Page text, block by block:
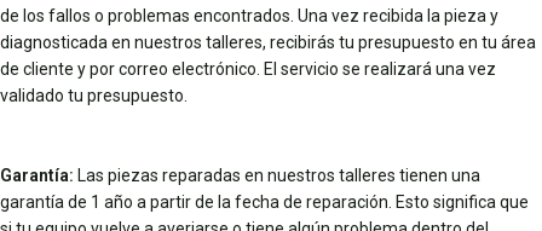
de los fallos o problemas encontrados. Una vez recibida la pieza y
diagnosticada en nuestros talleres, recibirás tu presupuesto en tu área
de cliente y por correo electrónico. El servicio se realizará una vez
validado tu presupuesto.
Garantía: Las piezas reparadas en nuestros talleres tienen una
garantía de 1 año a partir de la fecha de reparación. Esto significa que